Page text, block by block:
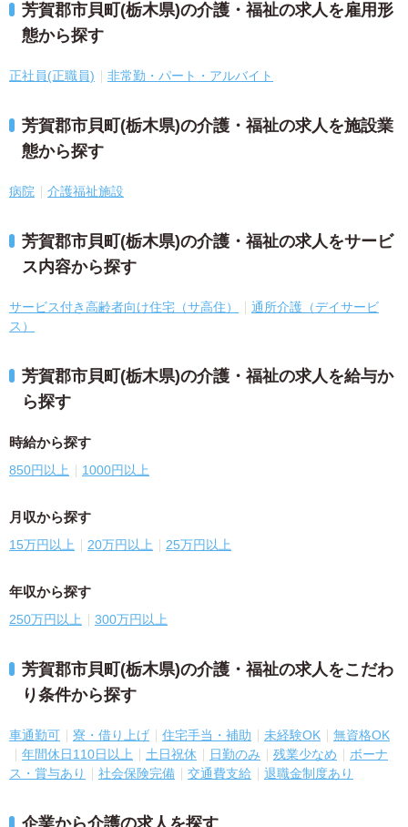
芳賀郡市貝町(栃木県)の介護・福祉の求人を雇用形
態から探す
正社員(正職員) 非常勤・パート・アルバイト
芳賀郡市貝町(栃木県)の介護・福祉の求人を施設業
態から探す
病院 介護福祉施設
芳賀郡市貝町(栃木県)の介護・福祉の求人をサービ
ス内容から探す
サービス付き高齢者向け住宅（サ高住）
通所介護（デイサービ
ス）
芳賀郡市貝町(栃木県)の介護・福祉の求人を給与か
ら探す
時給から探す
850円以上 1000円以上
月収から探す
15万円以上 20万円以上 25万円以上
年収から探す
250万円以上 300万円以上
芳賀郡市貝町(栃木県)の介護・福祉の求人をこだわ
り条件から探す
車通勤可 寮・借り上げ 住宅手当・補助 未経験OK
無資格OK
年間休日110日以上
土日祝休 日勤のみ 残業少なめ
ボーナ
ス・賞与あり
社会保険完備 交通費支給 退職金制度あり